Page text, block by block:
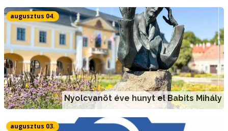
Nyolcvanöt éve hunyt el Babits Mihály
augusztus 04.
augusztus 03.